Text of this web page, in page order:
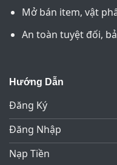
định vị thế là
nhất, nơi bạn
School Online
NubaGame
tín, lâu năm
Không giống
động tự phát,
thống mua bán
Mở bán item, vật
An toàn tuyệt đối,
Hướng Dẫn
Đăng Ký
Đăng Nhập
Nạp Tiền